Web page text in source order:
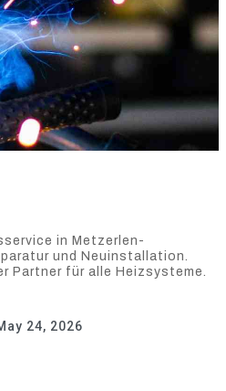
in Metzerlen-
und Neuinstallation.
Partner für alle Heizsysteme.
24, 2026